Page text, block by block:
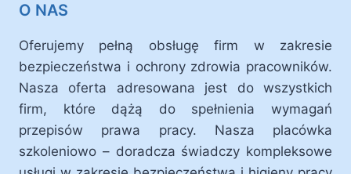
O NAS
Oferujemy pełną obsługę firm w zakresie
bezpieczeństwa i ochrony zdrowia pracowników.
Nasza oferta adresowana jest do wszystkich
firm, które dążą do spełnienia wymagań
przepisów prawa pracy. Nasza placówka
szkoleniowo – doradcza świadczy kompleksowe